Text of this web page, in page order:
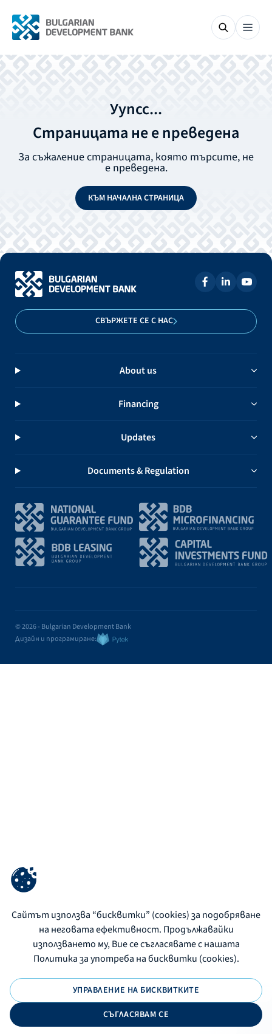
Уупсс...
Страницата не е преведена
За съжаление страницата, която търсите, не
е преведена.
КЪМ НАЧАЛНА СТРАНИЦА
СВЪРЖЕТЕ СЕ С НАС
About us
Financing
Updates
Documents & Regulation
© 2026 - Bulgarian Development Bank
Дизайн и програмиране:
Сайтът използва “бисквитки” (cookies) за подобряване
на неговата ефективност. Продължавайки
използването му, Вие се съгласявате с нашата
Политика за употреба на бисквитки (cookies).
УПРАВЛЕНИЕ НА БИСКВИТКИТЕ
СЪГЛАСЯВАМ СЕ